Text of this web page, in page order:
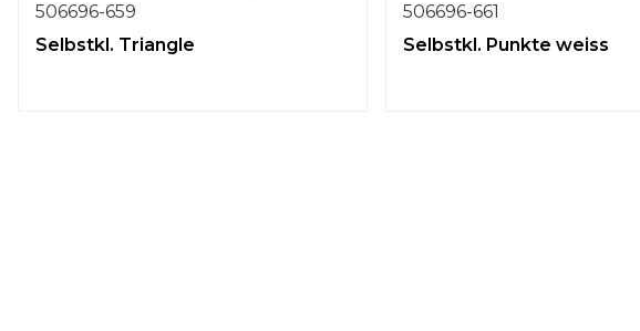
506696-659
Selbstkl. Triangle
506696-661
Selbstkl. Punkte weiss